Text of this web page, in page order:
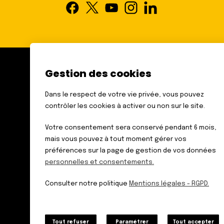
FÉDÉRATION DES AVEUGLES
6 RUE GAGER GABILLOT
75015 PARIS
Données personnelles
Mentions légales – RGPD
Gestion des cookies
Dans le respect de votre vie privée, vous pouvez
contrôler les cookies à activer ou non sur le site.
Votre consentement sera conservé pendant 6 mois,
mais vous pouvez à tout moment gérer vos
préférences sur la page de gestion de vos données
personnelles et consentements.
Consulter notre politique Mentions légales - RGPD.
Tout refuser Paramétrer Tout accepter